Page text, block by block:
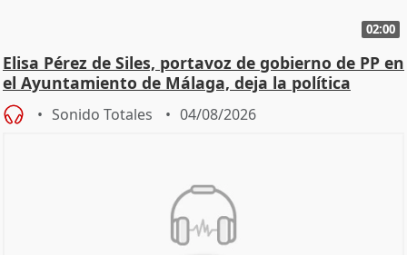
02:00
Elisa Pérez de Siles, portavoz de gobierno de PP en
el Ayuntamiento de Málaga, deja la política
Sonido Totales 04/08/2026